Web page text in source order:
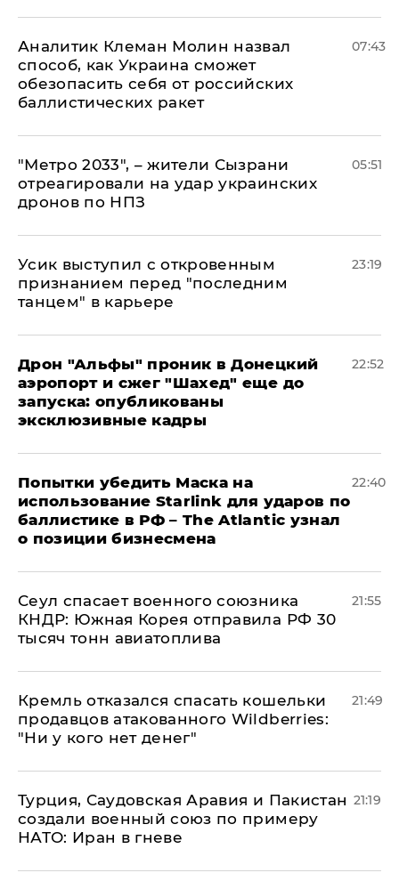
Аналитик Клеман Молин назвал
способ, как Украина сможет
обезопасить себя от российских
баллистических ракет
07:43
"Метро 2033", – жители Сызрани
отреагировали на удар украинских
дронов по НПЗ
05:51
Усик выступил с откровенным
признанием перед "последним
танцем" в карьере
23:19
Дрон "Альфы" проник в Донецкий
аэропорт и сжег "Шахед" еще до
запуска: опубликованы
эксклюзивные кадры
22:52
Попытки убедить Маска на
использование Starlink для ударов по
баллистике в РФ – The Atlantic узнал
о позиции бизнесмена
22:40
​Сеул спасает военного союзника
КНДР: Южная Корея отправила РФ 30
тысяч тонн авиатоплива
21:55
Кремль отказался спасать кошельки
продавцов атакованного Wildberries:
"Ни у кого нет денег"
21:49
Турция, Саудовская Аравия и Пакистан
создали военный союз по примеру
НАТО: Иран в гневе
21:19